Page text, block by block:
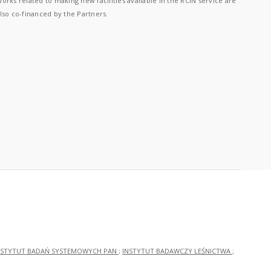
co-financed by the Partners.
BADAŃ SYSTEMOWYCH PAN ; INSTYTUT BADAWCZY LEŚNICTWA ;